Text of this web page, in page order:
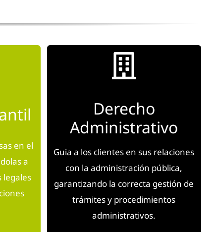
en el
a
legales
Derecho
Administrativo
Guia a los clientes en sus relaciones
con la administración pública,
garantizando la correcta gestión de
trámites y procedimientos
administrativos.